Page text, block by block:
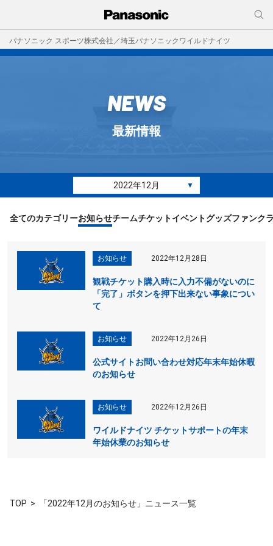
パナソニック スポーツ株式会社／埼玉パナソニックワイルドナイツ
NEWS
最新情報
2022年12月 ▼
全てのカテゴリーお知らせチームチケットイベントグッズファンク
お知らせ 2022年12月28日
観戦チケット購入時に入力不備がないのに
「完了」ボタンを押下出来ない事象につい
て
お知らせ 2022年12月26日
公式サイトお問い合わせ対応年末年始休暇
のお知らせ
お知らせ 2022年12月26日
ワイルドナイツ チケットサポートの年末
年始休業のお知らせ
TOP 「2022年12月のお知らせ」ニュース一覧